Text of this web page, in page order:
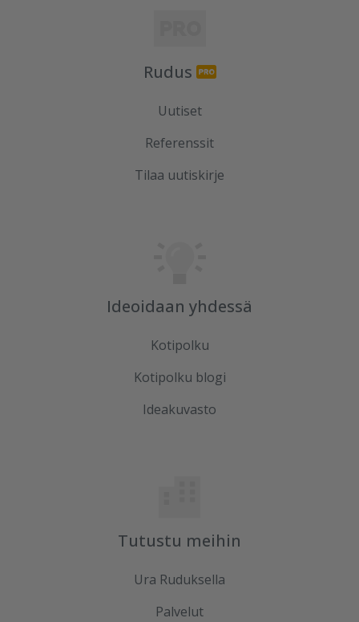
Rudus
Uutiset
Referenssit
Tilaa uutiskirje
Ideoidaan yhdessä
Kotipolku
Kotipolku blogi
Ideakuvasto
Tutustu meihin
Ura Ruduksella
Palvelut